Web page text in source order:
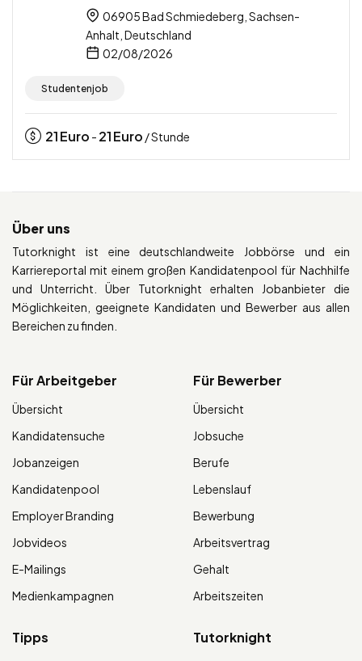
06905 Bad Schmiedeberg, Sachsen-
Anhalt, Deutschland
02/08/2026
Studentenjob
21Euro - 21Euro / Stunde
Über uns
Tutorknight ist eine deutschlandweite Jobbörse und ein
Karriereportal mit einem großen Kandidatenpool für Nachhilfe
und Unterricht. Über Tutorknight erhalten Jobanbieter die
Möglichkeiten, geeignete Kandidaten und Bewerber aus allen
Bereichen zu finden.
Für Arbeitgeber
Übersicht
Kandidatensuche
Jobanzeigen
Kandidatenpool
Employer Branding
Jobvideos
E-Mailings
Medienkampagnen
Für Bewerber
Übersicht
Jobsuche
Berufe
Lebenslauf
Bewerbung
Arbeitsvertrag
Gehalt
Arbeitszeiten
Tipps Tutorknight